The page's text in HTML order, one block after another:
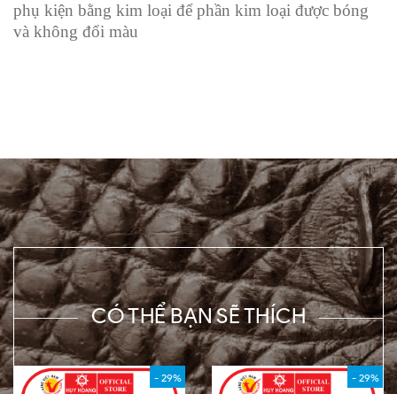
phụ kiện bằng kim loại để phần kim loại được bóng
và không đổi màu
CÓ THỂ BẠN SẼ THÍCH
- 29% - 29%